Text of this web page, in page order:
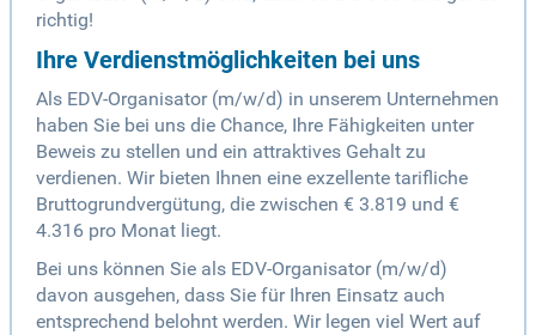
richtig!
Ihre Verdienstmöglichkeiten bei uns
Als EDV-Organisator (m/w/d) in unserem Unternehmen
haben Sie bei uns die Chance, Ihre Fähigkeiten unter
Beweis zu stellen und ein attraktives Gehalt zu
verdienen. Wir bieten Ihnen eine exzellente tarifliche
Bruttogrundvergütung, die zwischen € 3.819 und €
4.316 pro Monat liegt.
Bei uns können Sie als EDV-Organisator (m/w/d)
davon ausgehen, dass Sie für Ihren Einsatz auch
entsprechend belohnt werden. Wir legen viel Wert auf